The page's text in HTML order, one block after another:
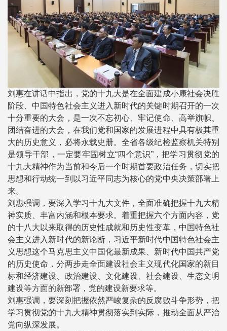
刘惠在讲话中指出，党的十九大是在全面建成小康社会决胜
阶段、中国特色社会主义进入新时代的关键时期召开的一次
十分重要的大会，是一次不忘初心、牢记使命、高举旗帜、
团结奋进的大会，在我们党和国家的发展进程中具有极其重
大的历史意义，必将永载史册。全省各级纪检监察机关特别
是领导干部，一定要牢固树立“四个意识”，把学习贯彻党的
十九大精神作为当前和今后一个时期首要政治任务，切实把
思想和行动统一到以习近平同志为核心的党中央决策部署上
来。
刘惠强调，要深入学习十九大文件，全面准确把握十九大精
神实质、丰富内涵和根本要求。着重把握六个方面内容，党
的十八大以来取得的历史性成就和历史性变革，中国特色社
会主义进入新时代的新论断，习近平新时代中国特色社会主
义思想这个马克思主义中国化最新成果、新时代中国共产党
的历史使命，分两步走全面建设社会主义现代化国家的新目
标和经济建设、政治建设、文化建设、社会建设、生态文明
建设等方面的新部署，党的建设新要求等。
刘惠强调，要深刻把握依然严峻复杂的反腐败斗争形势，把
学习贯彻党的十九大精神贯彻落实到实际，推动全面从严治
党向纵深发展。